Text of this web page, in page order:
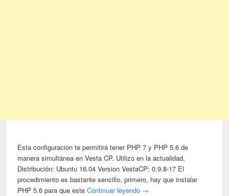
Esta configuracion te permitirá tener PHP 7 y PHP 5.6 de
manera simultánea en Vesta CP. Utilizo en la actualidad,
Distribución: Ubuntu 16.04 Version VestaCP: 0.9.8-17 El
procedimiento es bastante sencillo, primero, hay que instalar
PHP 5.6 para que esteContinuar leyendo →